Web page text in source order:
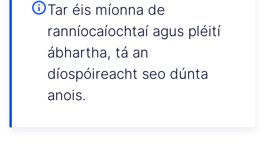
Tar éis míonna de
ranníocaíochtaí agus pléití
ábhartha, tá an
díospóireacht seo dúnta
anois.